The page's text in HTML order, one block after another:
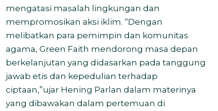
mengatasi masalah lingkungan dan
mempromosikan aksi iklim. “Dengan
melibatkan para pemimpin dan komunitas
agama, Green Faith mendorong masa depan
berkelanjutan yang didasarkan pada tanggung
jawab etis dan kepedulian terhadap
ciptaan,”ujar Hening Parlan dalam materinya
yang dibawakan dalam pertemuan di